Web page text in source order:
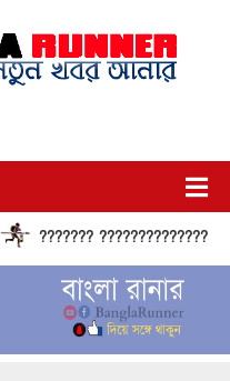
??????? ??????????????